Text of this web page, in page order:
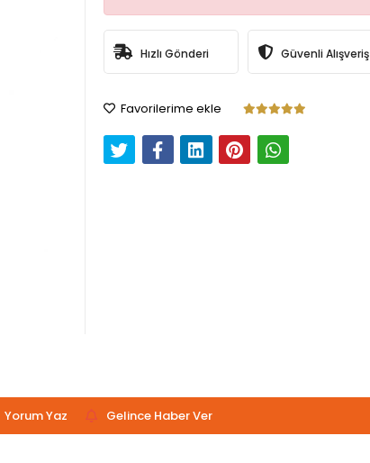
Hızlı Gönderi Güvenli Alışveriş
Favorilerime ekle
Yorum Yaz Gelince Haber Ver